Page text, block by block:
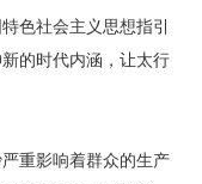
社会主义思想指引
的时代内涵，让太行
重影响着群众的生产